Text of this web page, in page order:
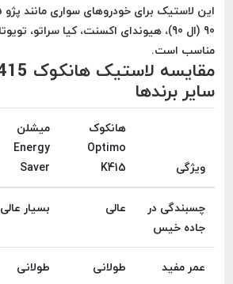
این لاستیک برای خودروهای سواری مانند
90 (ال 90)، هیوندای اکسنت، کیا سراتو، تویوتا کرولا و مزدا 3
مناسب است.
سایر برندها
ویژگی
هانکوک
Optimo
K415
میشلن
Energy
Saver
چسبندگی در
جاده خیس
عالی بسیار عالی
عمر مفید طولانی طولانی